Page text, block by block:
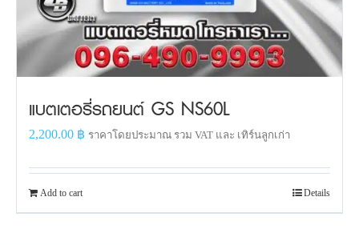
แบตเตอรี่รถยนต์ GS NS60L
2,200.00 ฿ ราคาโดยประมาณ รวม VAT และ เทิร์นลูกเก่า
Add to cart Details